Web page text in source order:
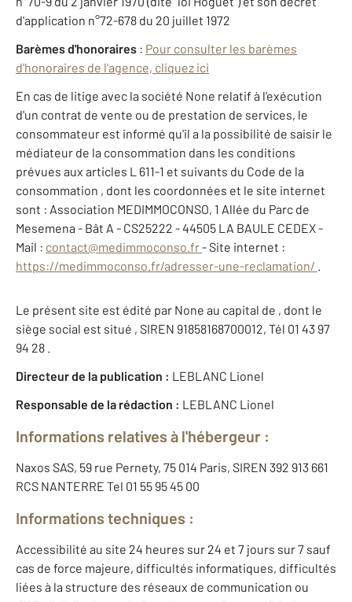
d'application n°72-678 du 20 juillet 1972
Barèmes d'honoraires : Pour consulter les barèmes
d'honoraires de l'agence, cliquez ici
En cas de litige avec la société None relatif à l'exécution
d'un contrat de vente ou de prestation de services, le
consommateur est informé qu'il a la possibilité de saisir le
médiateur de la consommation dans les conditions
prévues aux articles L 611-1 et suivants du Code de la
consommation , dont les coordonnées et le site internet
sont : Association MEDIMMOCONSO, 1 Allée du Parc de
Mesemena - Bât A - CS25222 - 44505 LA BAULE CEDEX -
Mail : contact@medimmoconso.fr- Site internet :
https://medimmoconso.fr/adresser-une-reclamation/ .
Le présent site est édité par None au capital de , dont le
siège social est situé , SIREN 91858168700012, Tél 01 43 97
94 28 .
Directeur de la publication : LEBLANC Lionel
Responsable de la rédaction : LEBLANC Lionel
Informations relatives à l'hébergeur :
Naxos SAS, 59 rue Pernety, 75 014 Paris, SIREN 392 913 661
RCS NANTERRE Tel 01 55 95 45 00
Informations techniques :
Accessibilité au site 24 heures sur 24 et 7 jours sur 7 sauf
cas de force majeure, difficultés informatiques, difficultés
liées à la structure des réseaux de communication ou